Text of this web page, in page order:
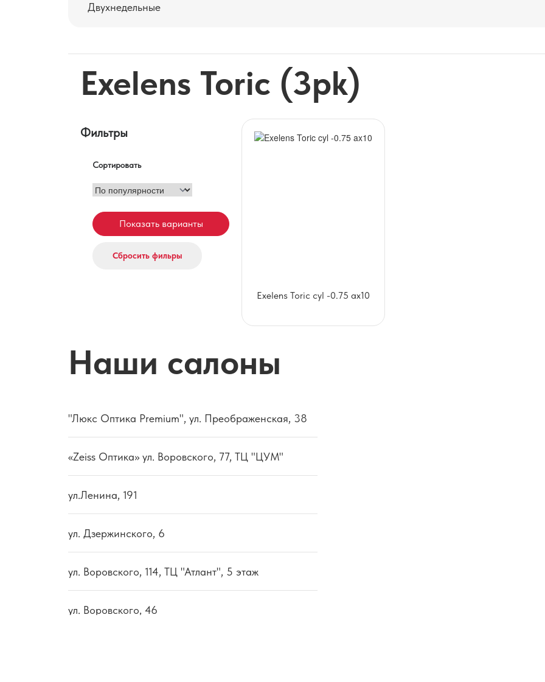
Двухнедельные
Exelens Toric (3pk)
Фильтры
Сортировать
Exelens Toric cyl -0.75 ax10
Наши салоны
"Люкс Оптика Premium", ул. Преображенская, 38
«Zeiss Оптика» ул. Воровского, 77, ТЦ "ЦУМ"
ул.Ленина, 191
ул. Дзержинского, 6
ул. Воровского, 114, ТЦ "Атлант", 5 этаж
ул. Воровского, 46